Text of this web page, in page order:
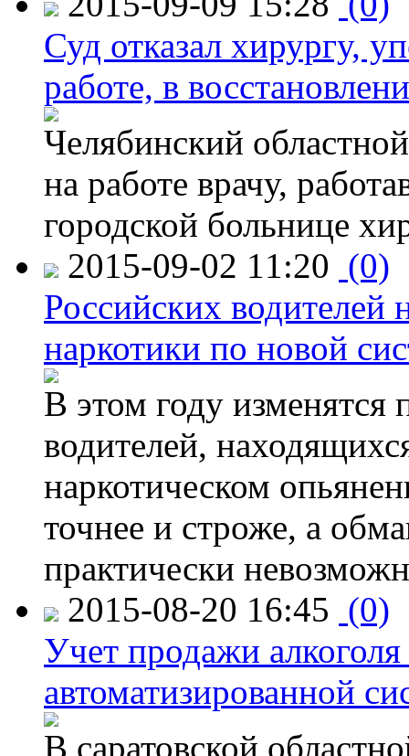
Суд отказал хирургу,
работе, в
Челябинский
на работе врачу,
городской больнице
2015-09-02 11:20 (0)
Российских водителей
наркотики по новой
В этом году изменятся
водителей,
наркотическом
точнее и строже, а
практически
2015-08-20 16:45 (0)
Учет продажи
автоматизированной
В саратовской